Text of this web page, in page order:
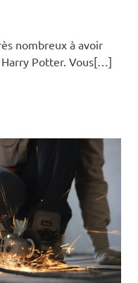
nombreux à avoir
Potter. Vous[…]